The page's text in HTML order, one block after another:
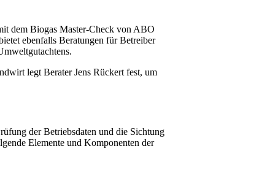
dem Biogas Master-Check von ABO
ebenfalls Beratungen für Betreiber
legt Berater Jens Rückert fest, um
der Betriebsdaten und die Sichtung
Elemente und Komponenten der